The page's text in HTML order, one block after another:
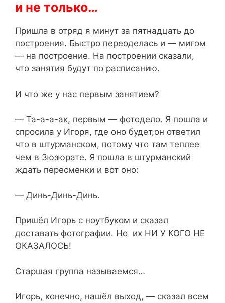
и не только…
Пришла в отряд я минут за пятнадцать до
построения. Быстро переоделась и — мигом
— на построение. На построении сказали,
что занятия будут по расписанию.
И что же у нас первым занятием?
— Та-а-а-ак, первым — фотодело. Я пошла и
спросила у Игоря, где оно будет,он ответил
что в штурманском, потому что там теплее
чем в Зюзюрате. Я пошла в штурманский
ждать пересменки и вот оно:
— Динь-Динь-Динь.
Пришёл Игорь с ноутбуком и сказал
доставать фотографии. Но их НИ У КОГО НЕ
ОКАЗАЛОСЬ!
Старшая группа называемся…
Игорь, конечно, нашёл выход, — сказал всем